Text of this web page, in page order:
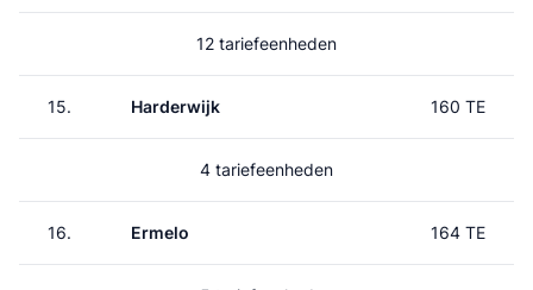
12 tariefeenheden
15. Harderwijk 160 TE
4 tariefeenheden
16. Ermelo 164 TE